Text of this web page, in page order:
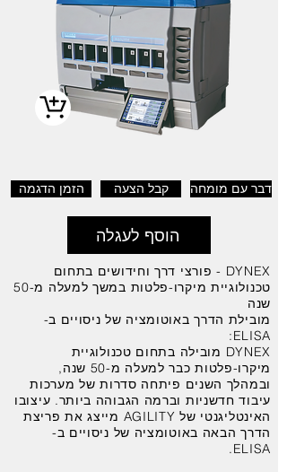
הזמן הדגמה קבל הצעה דבר עם מומחה
הוסף לעגלה
DYNEX - פורצי דרך וחידושים בתחום
טכנולוגיית מיקרו-פלטות במשך למעלה מ-50
שנה
מובילת הדרך באוטומציה של ניסויים ב-
ELISA:
DYNEX מובילה בתחום טכנולוגיית
מיקרו-פלטות כבר למעלה מ-50 שנה,
ובמהלך השנים פיתחה סדרות של מערכות
עיבוד חדשניות וברמה הגבוהה ביותר. עיצובו
האינטליגנטי של AGILITY מייצג את פריצת
הדרך הבאה באוטומציה של ניסויים ב-
ELISA.